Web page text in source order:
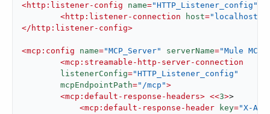
<http:listener-config name="HTTP_Listener_config"
<http:listener-connection host="localhost"
</ http:listener-config>
<mcp:config name="MCP_Server" serverName="Mule MCP
<mcp:streamable-http-server-connection
listenerConfig="HTTP_Listener_config"
mcpEndpointPath="/mcp">
<mcp:default-response-headers> <<3>>
<mcp:default-response-header key="X-